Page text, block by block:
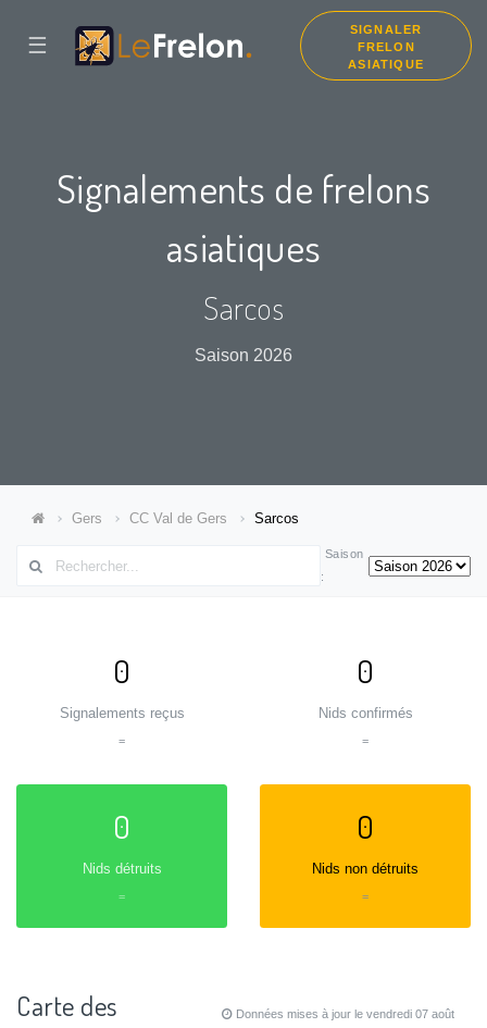
☰
SIGNALER
FRELON
ASIATIQUE
Signalements de frelons
asiatiques
Sarcos
Saison 2026
Gers CC Val de Gers Sarcos
Saison
:
0
Signalements reçus
=
0
Nids confirmés
=
0
Nids détruits
=
0
Nids non détruits
=
Carte des
Données mises à jour le vendredi 07 août